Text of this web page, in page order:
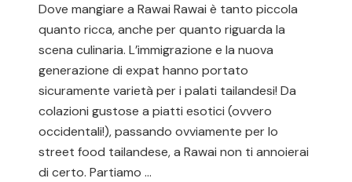
Dove mangiare a Rawai Rawai è tanto piccola
quanto ricca, anche per quanto riguarda la
scena culinaria. L’immigrazione e la nuova
generazione di expat hanno portato
sicuramente varietà per i palati tailandesi! Da
colazioni gustose a piatti esotici (ovvero
occidentali!), passando ovviamente per lo
street food tailandese, a Rawai non ti annoierai
di certo. Partiamo …